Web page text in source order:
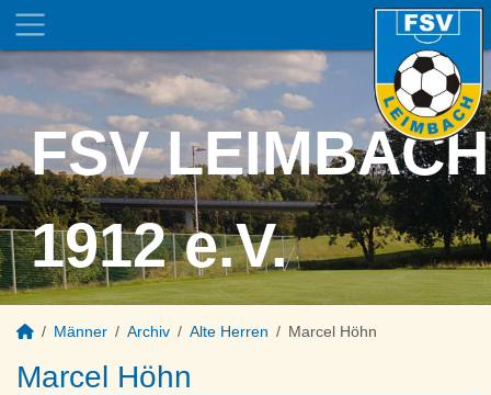
FSV LEIMBACH
1912 e.V.
Männer Archiv Alte Herren Marcel Höhn
Marcel Höhn